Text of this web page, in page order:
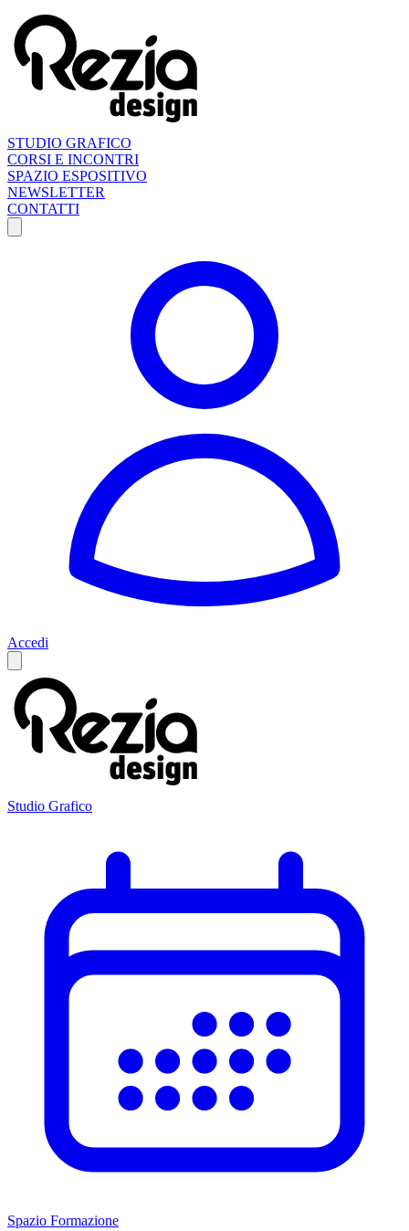
STUDIO GRAFICO
CORSI E INCONTRI
SPAZIO ESPOSITIVO
NEWSLETTER
CONTATTI
Accedi
Studio Grafico
Spazio Formazione